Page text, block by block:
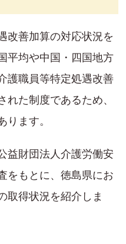
改善加算の対応状況を
平均や中国・四国地方
護職員等特定処遇改善
れた制度であるため、
ります。
益財団法人介護労働安
をもとに、徳島県にお
取得状況を紹介しま